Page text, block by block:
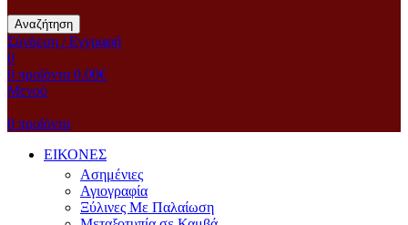
Αναζήτηση
Σύνδεση / Εγγραφή
0
0 προϊόντα 0.00€
Μενού
0 προϊόντα
ΕΙΚΟΝΕΣ
Ασημένιες
Αγιογραφία
Ξύλινες Με Παλαίωση